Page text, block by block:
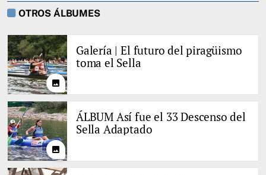
OTROS ÁLBUMES
photo
Galería | El futuro del piragüismo
toma el Sella
photo
ÁLBUM Así fue el 33 Descenso del
Sella Adaptado